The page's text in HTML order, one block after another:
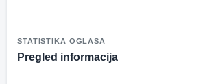
STATISTIKA OGLASA
Pregled informacija